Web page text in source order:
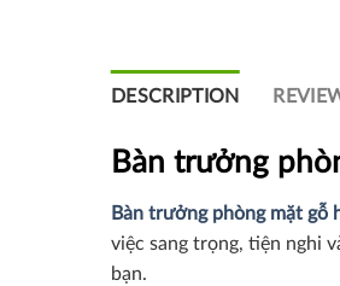
DESCRIPTION
Bàn trưởng
Bàn trưởng phòng mặt gỗ
việc sang trọng, tiện nghi
bạn.